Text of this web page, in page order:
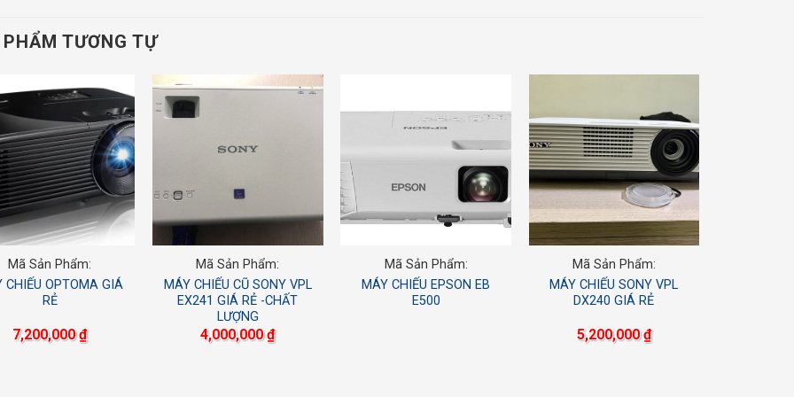
TƯƠNG TỰ
Mã Sản Phẩm:
CHIẾU OPTOMA GIÁ
RẺ
7,200,000₫
Mã Sản Phẩm:
MÁY CHIẾU CŨ SONY VPL
EX241 GIÁ RẺ -CHẤT
LƯỢNG
4,000,000₫
Mã Sản Phẩm:
MÁY CHIẾU EPSON EB
E500
Mã Sản Phẩm:
MÁY CHIẾU SONY VPL
DX240 GIÁ RẺ
5,200,000₫